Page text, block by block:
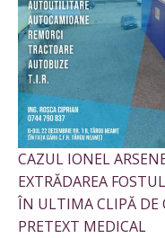
CAZUL IONEL
EXTRĂDAREA
ÎN ULTIMA CLIPĂ DE
PRETEXT MEDICAL